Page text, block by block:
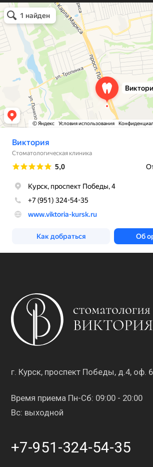
Виктория
Стоматологическая клиника в Курске